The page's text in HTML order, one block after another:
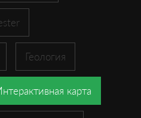
Геология
карта